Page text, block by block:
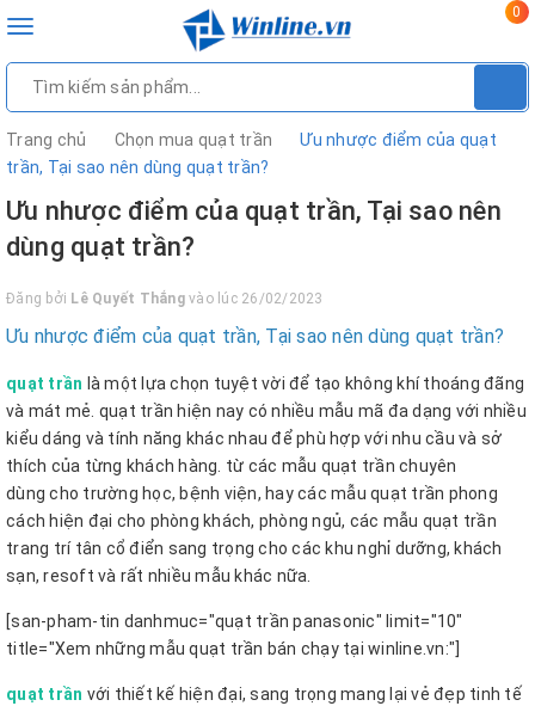
Toggle
0
Trang chủ Chọn mua quạt trần
Ưu nhược điểm của quạt
trần, Tại sao nên dùng quạt trần?
Ưu nhược điểm của quạt trần, Tại sao nên
dùng quạt trần?
Đăng bởi Lê Quyết Thắngvào lúc 26/02/2023
Ưu nhược điểm của quạt trần, Tại sao nên dùng quạt trần?
quạt trần là một lựa chọn tuyệt vời để tạo không khí thoáng đãng
và mát mẻ. quạt trần hiện nay có nhiều mẫu mã đa dạng với nhiều
kiểu dáng và tính năng khác nhau để phù hợp với nhu cầu và sở
thích của từng khách hàng. từ các mẫu quạt trần chuyên
dùng cho trường học, bệnh viện, hay các mẫu quạt trần phong
cách hiện đại cho phòng khách, phòng ngủ, các mẫu quạt trần
trang trí tân cổ điển sang trọng cho các khu nghỉ dưỡng, khách
sạn, resoft và rất nhiều mẫu khác nữa.
[san-pham-tin danhmuc="quạt trần panasonic" limit="10"
title="Xem những mẫu quạt trần bán chạy tại winline.vn:"]
quạt trần với thiết kế hiện đại, sang trọng mang lại vẻ đẹp tinh tế